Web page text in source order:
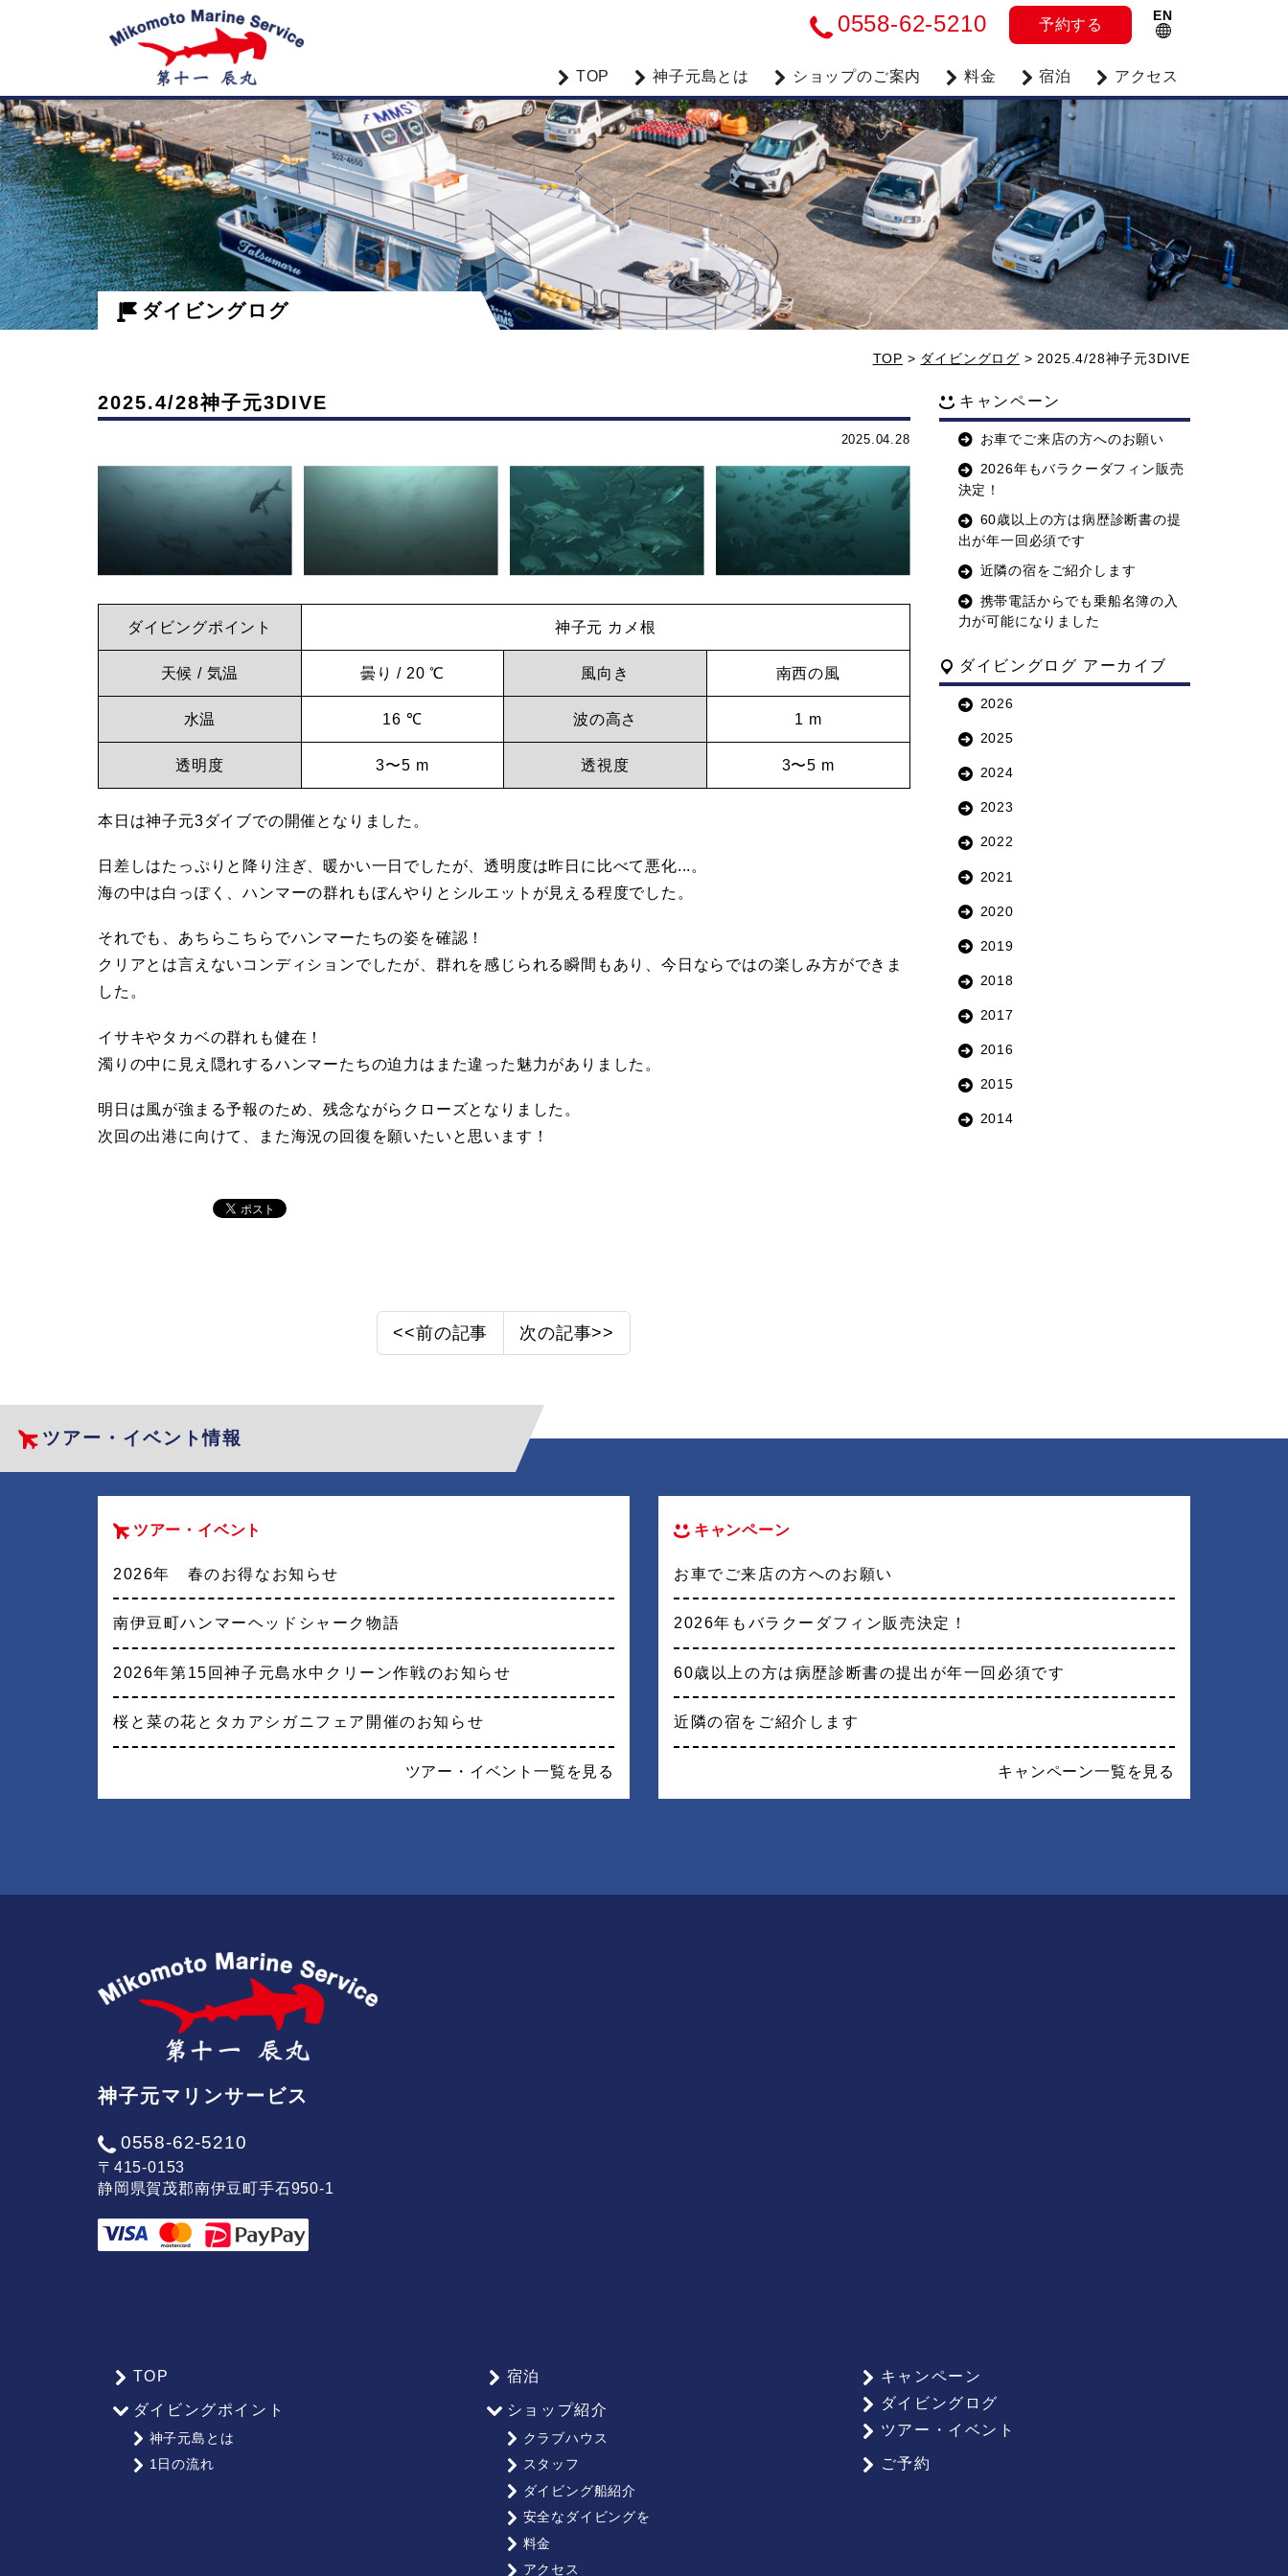
0558-62-5210 予約する
EN
神
子
元
島
ダ
ビ
ン
グ
な
ら
子
マ
リ
サ
ー
TOP 神子元島とは ショップのご案内 料金 宿泊 アクセス
2025.4/28
神
子
元
3DIVE
-
ダイビングログ
TOP > ダイビングログ > 2025.4/28神子元3DIVE
2025.4/28神子元3DIVE
2025.04.28
ダイビングポイント 神子元 カメ根
天候 / 気温 曇り / 20 ℃ 風向き 南西の風
水温 16 ℃ 波の高さ 1 m
透明度 3〜5 m 透視度 3〜5 m
本日は神子元3ダイブでの開催となりました。
日差しはたっぷりと降り注ぎ、暖かい一日でしたが、透明度は昨日に比べて悪化...。
海の中は白っぽく、ハンマーの群れもぼんやりとシルエットが見える程度でした。
それでも、あちらこちらでハンマーたちの姿を確認！
クリアとは言えないコンディションでしたが、群れを感じられる瞬間もあり、今日ならではの楽しみ方ができま
した。
イサキやタカベの群れも健在！
濁りの中に見え隠れするハンマーたちの迫力はまた違った魅力がありました。
明日は風が強まる予報のため、残念ながらクローズとなりました。
次回の出港に向けて、また海況の回復を願いたいと思います！
<<前の記事 次の記事>>
キャンペーン
お車でご来店の方へのお願い
2026年もバラクーダフィン販売
決定！
60歳以上の方は病歴診断書の提
出が年一回必須です
近隣の宿をご紹介します
携帯電話からでも乗船名簿の入
力が可能になりました
ダイビングログ アーカイブ
2026
2025
2024
2023
2022
2021
2020
2019
2018
2017
2016
2015
2014
ツアー・イベント情報
ツアー・イベント
2026年 春のお得なお知らせ
南伊豆町ハンマーヘッドシャーク物語
2026年第15回神子元島水中クリーン作戦のお知らせ
桜と菜の花とタカアシガニフェア開催のお知らせ
ツアー・イベント一覧を見る
キャンペーン
お車でご来店の方へのお願い
2026年もバラクーダフィン販売決定！
60歳以上の方は病歴診断書の提出が年一回必須です
近隣の宿をご紹介します
キャンペーン一覧を見る
神子元マリンサービス
0558-62-5210
〒415-0153
静岡県賀茂郡南伊豆町手石950-1
TOP
ダイビングポイント
神子元島とは
1日の流れ
宿泊
ショップ紹介
クラブハウス
スタッフ
ダイビング船紹介
安全なダイビングを
料金
アクセス
キャンペーン
ダイビングログ
ツアー・イベント
ご予約